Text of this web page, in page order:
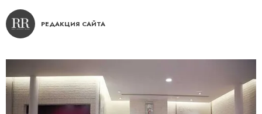
РЕДАКЦИЯ САЙТА